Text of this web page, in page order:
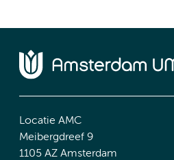
Locatie AMC
Meibergdreef 9
1105 AZ Amsterdam